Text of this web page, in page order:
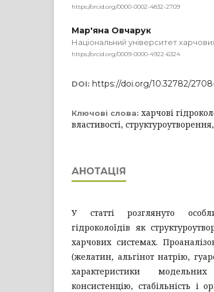
https://orcid.org/0000-0002-4832-2709
Мар'яна Овчарук
Національний університет
https://orcid.org/0009-0000-4922-6324
DOI: https://doi.org/10.32782/
Ключові слова: харчові
властивості,
АНОТАЦІЯ
У статті розглянуто
гідроколоїдів як
харчових системах.
(желатин, альгінот натрію,
характеристики
консистенцію, стабільність і